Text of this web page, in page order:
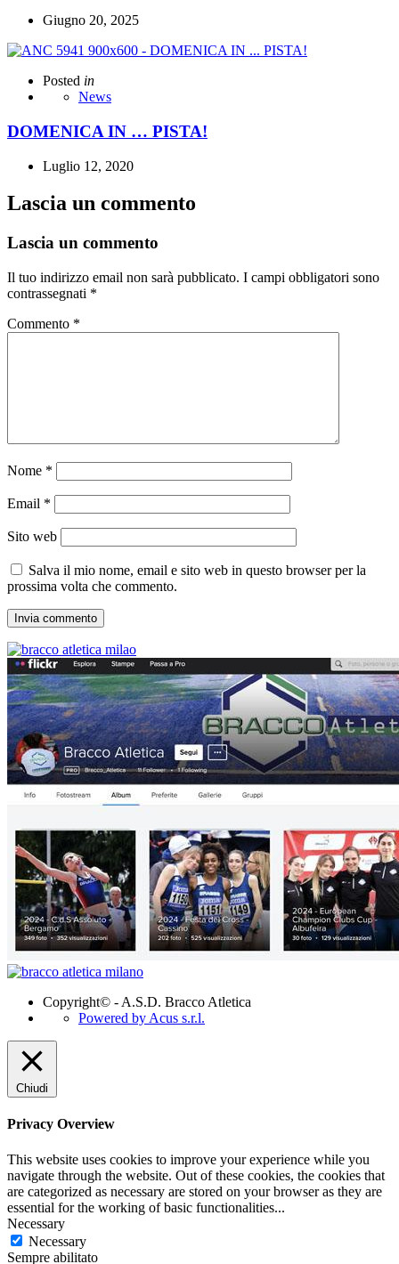
Giugno 20, 2025
Posted in
News
DOMENICA IN … PISTA!
Luglio 12, 2020
Lascia un commento
Lascia un commento
Il tuo indirizzo email non sarà pubblicato. I campi obbligatori sono
contrassegnati *
Commento *
Nome *
Email *
Sito web
Salva il mio nome, email e sito web in questo browser per la
prossima volta che commento.
Copyright© - A.S.D. Bracco Atletica
Powered by Acus s.r.l.
Chiudi
Privacy Overview
This website uses cookies to improve your experience while you
navigate through the website. Out of these cookies, the cookies that
are categorized as necessary are stored on your browser as they are
essential for the working of basic functionalities...
Necessary
Necessary
Sempre abilitato